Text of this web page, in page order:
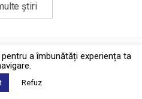
știri
·Contact
© Biziday
a îmbunătăți experiența ta
Refuz